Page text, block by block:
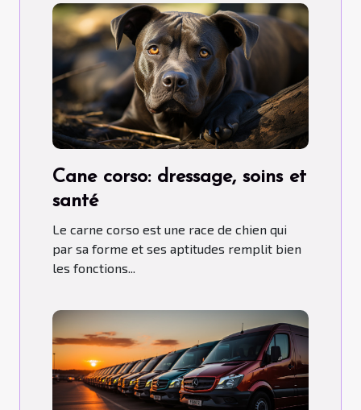
Cane corso: dressage, soins et
santé
Le carne corso est une race de chien qui
par sa forme et ses aptitudes remplit bien
les fonctions...